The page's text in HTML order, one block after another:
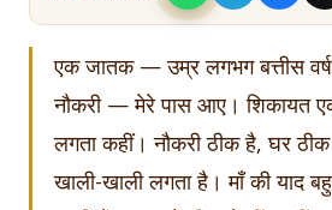
एक जातक — उम्र लगभग बत्तीस
नौकरी — मेरे पास आए। शिकायत
लगता कहीं। नौकरी ठीक है, घर
खाली-खाली लगता है। माँ की याद